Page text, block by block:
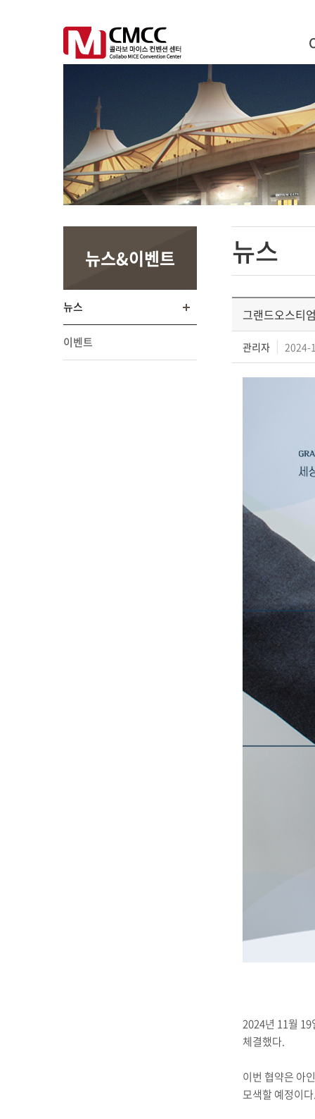
뉴스&이벤트
뉴스
이벤트
뉴스
그랜드오스티
관리자 2024-
2024년 11월 19
체결했다.
이번 협약은 아
모색할 예정이